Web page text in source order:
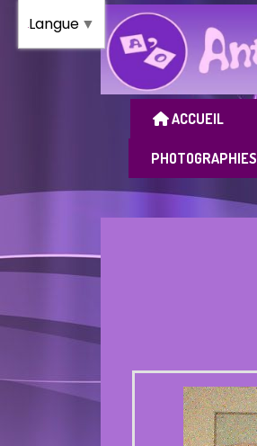
ACCUEIL
PHOTOGRAPHIES
Langue ▼
Panneau de gestion des cookies